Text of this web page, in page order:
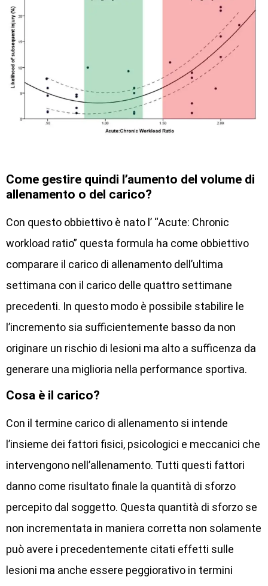
Come gestire quindi l’aumento del volume di
allenamento o del carico?
Con questo obbiettivo è nato l’ “Acute: Chronic
workload ratio” questa formula ha come obbiettivo
comparare il carico di allenamento dell’ultima
settimana con il carico delle quattro settimane
precedenti. In questo modo è possibile stabilire le
l’incremento sia sufficientemente basso da non
originare un rischio di lesioni ma alto a sufficenza da
generare una miglioria nella performance sportiva.
Cosa è il carico?
Con il termine carico di allenamento si intende
l’insieme dei fattori fisici, psicologici e meccanici che
intervengono nell’allenamento. Tutti questi fattori
danno come risultato finale la quantità di sforzo
percepito dal soggetto. Questa quantità di sforzo se
non incrementata in maniera corretta non solamente
può avere i precedentemente citati effetti sulle
lesioni ma anche essere peggiorativo in termini